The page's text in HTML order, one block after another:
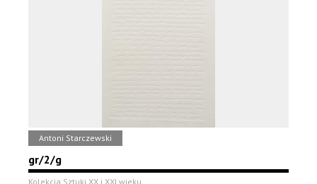
Antoni Starczewski
gr/2/g
Kolekcja Sztuki XX i XXI wieku